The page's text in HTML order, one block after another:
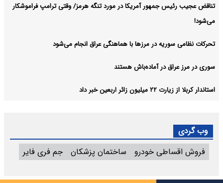
تناقض عجیب رئیس جمهور آمریکا در مورد تنگه هرمز/ وقتی ترامپ فراموشکار
می‌شود!
تحرکات نظامی سوریه در مرزها با هماهنگی عراق انجام می‌شود
سوری در مرز عراق در آماده‌باش هستند
استاندار کربلا از زیارت ۲۲ میلیون زائر اربعین خبر داد
وب گردی
فروش اقساطی خودرو
ساختمان پزشکان جم فری فایر